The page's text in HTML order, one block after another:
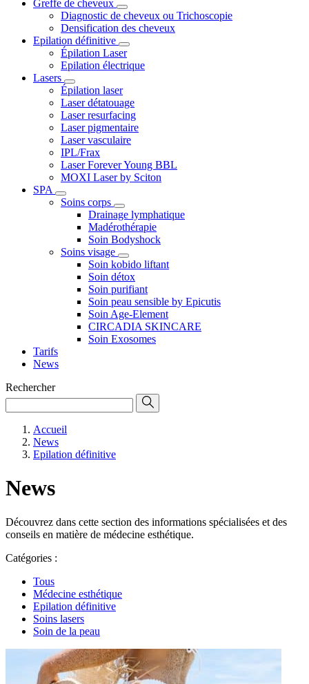
Greffe de cheveux
Diagnostic de cheveux ou Trichoscopie
Densification des cheveux
Epilation définitive
Épilation Laser
Epilation électrique
Lasers
Épilation laser
Laser détatouage
Laser resurfacing
Laser pigmentaire
Laser vasculaire
IPL/Frax
Laser Forever Young BBL
MOXI Laser by Sciton
SPA
Soins corps
Drainage lymphatique
Madérothérapie
Soin Bodyshock
Soins visage
Soin kobido liftant
Soin détox
Soin purifiant
Soin peau sensible by Epicutis
Soin Age-Element
CIRCADIA SKINCARE
Soin Exosomes
Tarifs
News
Rechercher
Accueil
News
Epilation définitive
News
Découvrez dans cette section des informations spécialisées et des
conseils en matière de médecine esthétique.
Catégories :
Tous
Médecine esthétique
Epilation définitive
Soins lasers
Soin de la peau